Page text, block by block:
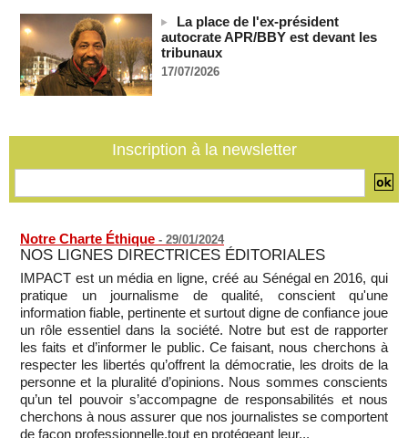
Plagiat à Cambridge - L’université va réexaminer le
recrutement de ses enseignants
07/08/2026 -
La Türkiye, l’Arabie saoudite et le Pakistan signent un accord
conjoint de défense à La Mecque
La Bourse de Paris termine en hausse et poursuit sa course
07/08/2026 -
La place de l'ex-président
autocrate APR/BBY est devant les
tribunaux
17/07/2026
Inscription à la newsletter
Notre Charte Éthique - 29/01/2024
NOS LIGNES DIRECTRICES ÉDITORIALES
IMPACT est un média en ligne, créé au Sénégal en 2016, qui
pratique un journalisme de qualité, conscient qu'une
information fiable, pertinente et surtout digne de confiance joue
un rôle essentiel dans la société. Notre but est de rapporter
les faits et d’informer le public. Ce faisant, nous cherchons à
respecter les libertés qu’offrent la démocratie, les droits de la
personne et la pluralité d’opinions. Nous sommes conscients
qu’un tel pouvoir s’accompagne de responsabilités et nous
cherchons à nous assurer que nos journalistes se comportent
de façon professionnelle,tout en protégeant leur...